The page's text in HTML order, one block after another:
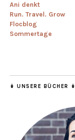
Ani denkt
Run. Travel. Grow
Flocblog
Sommertage
↡ UNSERE BÜCHER ↡